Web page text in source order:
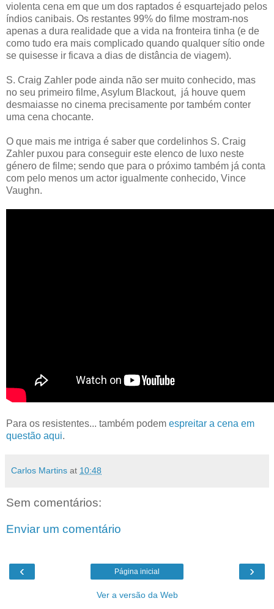
violenta cena em que um dos raptados é esquartejado pelos
índios canibais. Os restantes 99% do filme mostram-nos
apenas a dura realidade que a vida na fronteira tinha (e de
como tudo era mais complicado quando qualquer sítio onde
se quisesse ir ficava a dias de distância de viagem).
S. Craig Zahler pode ainda não ser muito conhecido, mas
no seu primeiro filme, Asylum Blackout, já houve quem
desmaiasse no cinema precisamente por também conter
uma cena chocante.
O que mais me intriga é saber que cordelinhos S. Craig
Zahler puxou para conseguir este elenco de luxo neste
género de filme; sendo que para o próximo também já conta
com pelo menos um actor igualmente conhecido, Vince
Vaughn.
Para os resistentes... também podem espreitar a cena em
questão aqui.
Carlos Martins at 10:48
Sem comentários:
Enviar um comentário
‹ ›
Página inicial
Ver a versão da Web